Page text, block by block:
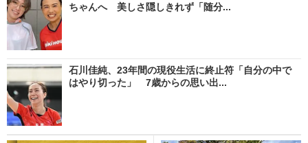
ちゃんへ 美しさ隠しきれず「随分...
石川佳純、23年間の現役生活に終止符「自分の中で
はやり切った」 7歳からの思い出...